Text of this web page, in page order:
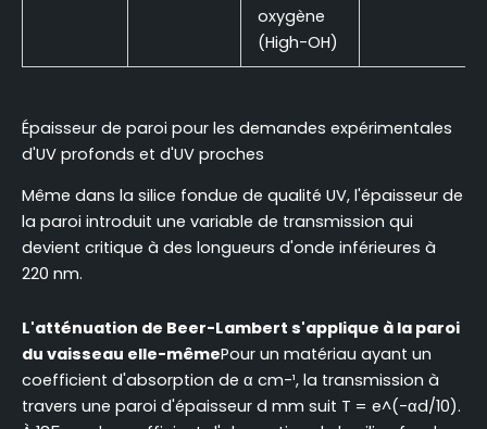
oxygène
(High-OH)
Épaisseur de paroi pour les demandes expérimentales
d'UV profonds et d'UV proches
Même dans la silice fondue de qualité UV, l'épaisseur de
la paroi introduit une variable de transmission qui
devient critique à des longueurs d'onde inférieures à
220 nm.
L'atténuation de Beer-Lambert s'applique à la paroi
du vaisseau elle-mêmePour un matériau ayant un
coefficient d'absorption de α cm-¹, la transmission à
travers une paroi d'épaisseur d mm suit T = e^(-αd/10).